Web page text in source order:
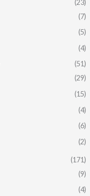
(23)
(7)
(5)
(4)
(51)
(29)
(15)
(4)
(6)
(2)
(171)
(9)
(4)